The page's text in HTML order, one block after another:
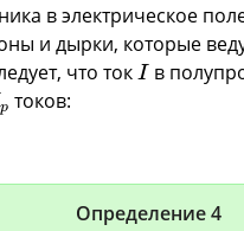
в электрическое
и дырки, которые
что ток I
I в
p токов:
Определение 4